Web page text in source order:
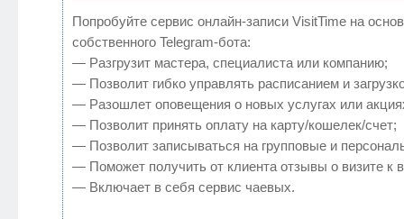
Попробуйте сервис онлайн-записи VisitTime на
собственного Telegram-бота:
— Разгрузит мастера, специалиста или компанию;
— Позволит гибко управлять расписанием и
— Разошлет оповещения о новых услугах или
— Позволит принять оплату на карту/кошелек/счет;
— Позволит записываться на групповые и
— Поможет получить от клиента отзывы о визите к
— Включает в себя сервис чаевых.